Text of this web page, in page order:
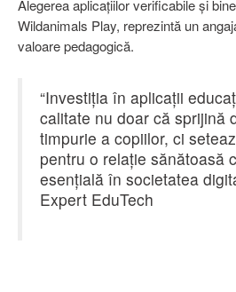
Alegerea aplicațiilor verificabile și
Wildanimals Play, reprezintă un
valoare pedagogică.
“Investiția în aplicații
calitate nu doar că sprijină
timpurie a copiilor, ci
pentru o relație sănătoasă
esențială în societatea
Expert EduTech